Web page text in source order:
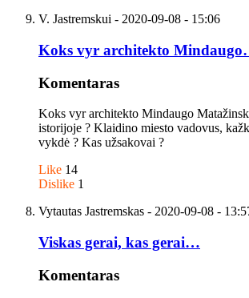
V. Jastremskui - 2020-09-08 - 15:06
Koks vyr architekto
Komentaras
Koks vyr architekto Mindaugo
istorijoje ? Klaidino miesto vadovus,
vykdė ? Kas užsakovai ?
Like 14
Dislike 1
Vytautas Jastremskas - 2020-09-08 -
Viskas gerai, kas gerai…
Komentaras